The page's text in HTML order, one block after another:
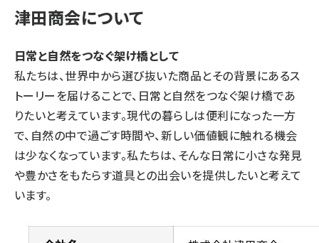
津田商会について
日常と自然をつなぐ架け橋として
私たちは、世界中から選び抜いた商品とその背景にあるス
トーリーを届けることで、日常と自然をつなぐ架け橋であ
りたいと考えています。現代の暮らしは便利になった一方
で、自然の中で過ごす時間や、新しい価値観に触れる機会
は少なくなっています。私たちは、そんな日常に小さな発見
や豊かさをもたらす道具との出会いを提供したいと考えて
います。